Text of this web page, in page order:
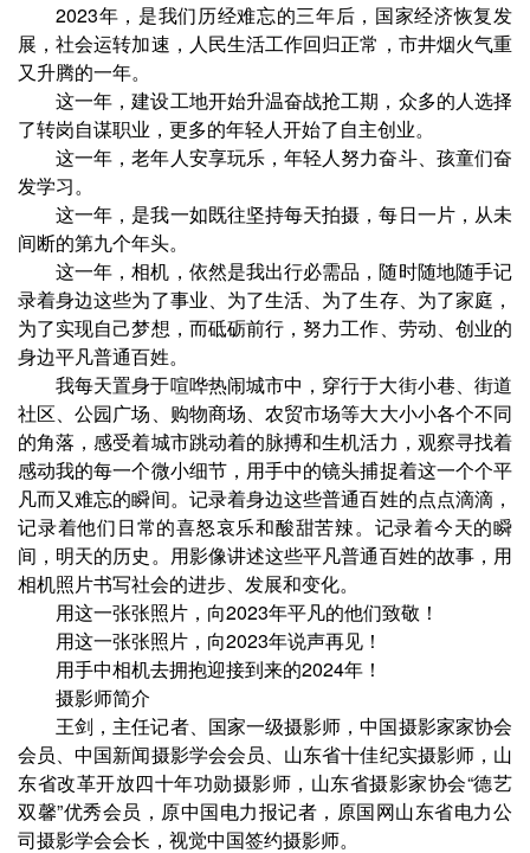
2023年，是我们历经难忘的三年后，国家经济恢复发
展，社会运转加速，人民生活工作回归正常，市井烟火气重
又升腾的一年。
这一年，建设工地开始升温奋战抢工期，众多的人选择
了转岗自谋职业，更多的年轻人开始了自主创业。
这一年，老年人安享玩乐，年轻人努力奋斗、孩童们奋
发学习。
这一年，是我一如既往坚持每天拍摄，每日一片，从未
间断的第九个年头。
这一年，相机，依然是我出行必需品，随时随地随手记
录着身边这些为了事业、为了生活、为了生存、为了家庭，
为了实现自己梦想，而砥砺前行，努力工作、劳动、创业的
身边平凡普通百姓。
我每天置身于喧哗热闹城市中，穿行于大街小巷、街道
社区、公园广场、购物商场、农贸市场等大大小小各个不同
的角落，感受着城市跳动着的脉搏和生机活力，观察寻找着
感动我的每一个微小细节，用手中的镜头捕捉着这一个个平
凡而又难忘的瞬间。记录着身边这些普通百姓的点点滴滴，
记录着他们日常的喜怒哀乐和酸甜苦辣。记录着今天的瞬
间，明天的历史。用影像讲述这些平凡普通百姓的故事，用
相机照片书写社会的进步、发展和变化。
用这一张张照片，向2023年平凡的他们致敬！
用这一张张照片，向2023年说声再见！
用手中相机去拥抱迎接到来的2024年！
摄影师简介
王剑，主任记者、国家一级摄影师，中国摄影家家协会
会员、中国新闻摄影学会会员、山东省十佳纪实摄影师，山
东省改革开放四十年功勋摄影师，山东省摄影家协会“德艺
双馨”优秀会员，原中国电力报记者，原国网山东省电力公
司摄影学会会长，视觉中国签约摄影师。